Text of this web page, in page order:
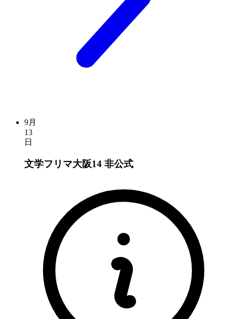
9月
13
日
文学フリマ大阪14 非公式